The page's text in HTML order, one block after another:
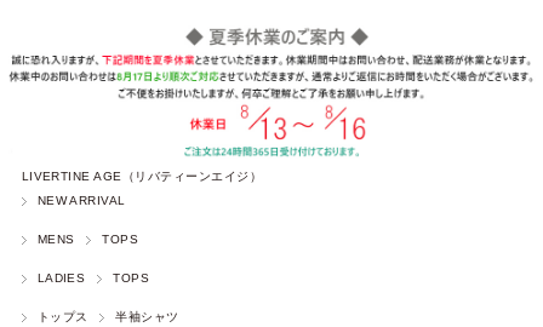
LIVERTINE AGE（リバティーンエイジ）
NEW ARRIVAL
MENS TOPS
LADIES TOPS
トップス 半袖シャツ